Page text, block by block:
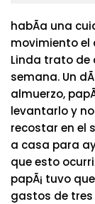
habÃ­a una
movimiento el
Linda trato de
semana. Un
almuerzo,
levantarlo y
recostar en el
a casa para
que esto
papÃ¡ tuvo
gastos de